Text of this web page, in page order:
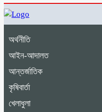
অর্থনীতি
আইন-আদালত
আন্তর্জাতিক
কৃষিবার্তা
খেলাধুলা